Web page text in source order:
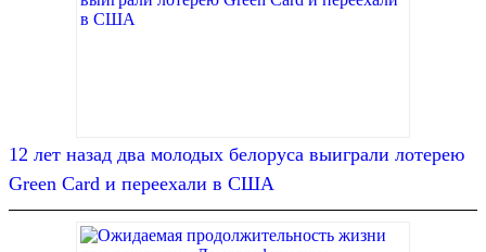
12 лет назад два молодых белоруса выиграли лотерею
Green Card и переехали в США